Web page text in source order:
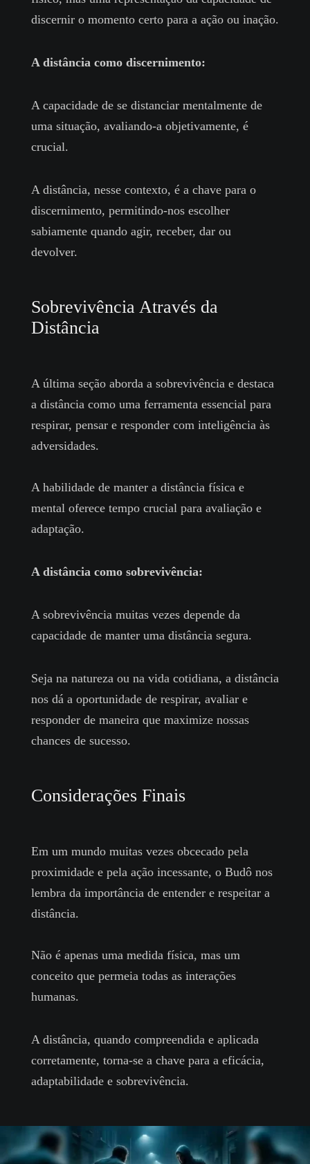
discernir o momento certo para a ação ou inação.
A distância como discernimento:
A capacidade de se distanciar mentalmente de
uma situação, avaliando-a objetivamente, é
crucial.
A distância, nesse contexto, é a chave para o
discernimento, permitindo-nos escolher
sabiamente quando agir, receber, dar ou
devolver.
Sobrevivência Através da
Distância
A última seção aborda a sobrevivência e destaca
a distância como uma ferramenta essencial para
respirar, pensar e responder com inteligência às
adversidades.
A habilidade de manter a distância física e
mental oferece tempo crucial para avaliação e
adaptação.
A distância como sobrevivência:
A sobrevivência muitas vezes depende da
capacidade de manter uma distância segura.
Seja na natureza ou na vida cotidiana, a distância
nos dá a oportunidade de respirar, avaliar e
responder de maneira que maximize nossas
chances de sucesso.
Considerações Finais
Em um mundo muitas vezes obcecado pela
proximidade e pela ação incessante, o Budô nos
lembra da importância de entender e respeitar a
distância.
Não é apenas uma medida física, mas um
conceito que permeia todas as interações
humanas.
A distância, quando compreendida e aplicada
corretamente, torna-se a chave para a eficácia,
adaptabilidade e sobrevivência.